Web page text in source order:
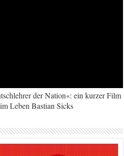
der Nation«: ein kurzer Film
Leben Bastian Sicks